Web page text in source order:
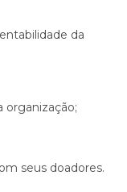
da
organização;
seus doadores.